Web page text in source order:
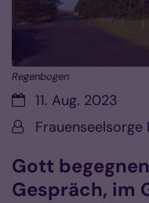
Regenbogen
Datum:11. Aug. 2023
Von:Frauenseelsorge
Gott
Gespräch, im